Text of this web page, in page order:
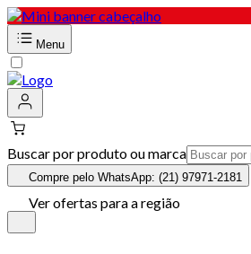
Menu
Buscar por produto ou marca
Compre pelo WhatsApp: (21) 97971-2181
Ver ofertas para a região